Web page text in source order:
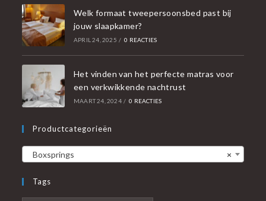
Welk formaat tweepersoonsbed past bij
jouw slaapkamer?
APRIL 24, 2025 / 0 REACTIES
Het vinden van het perfecte matras voor
een verkwikkende nachtrust
MAART 24, 2024 / 0 REACTIES
Productcategorieën
×
Boxsprings
Tags